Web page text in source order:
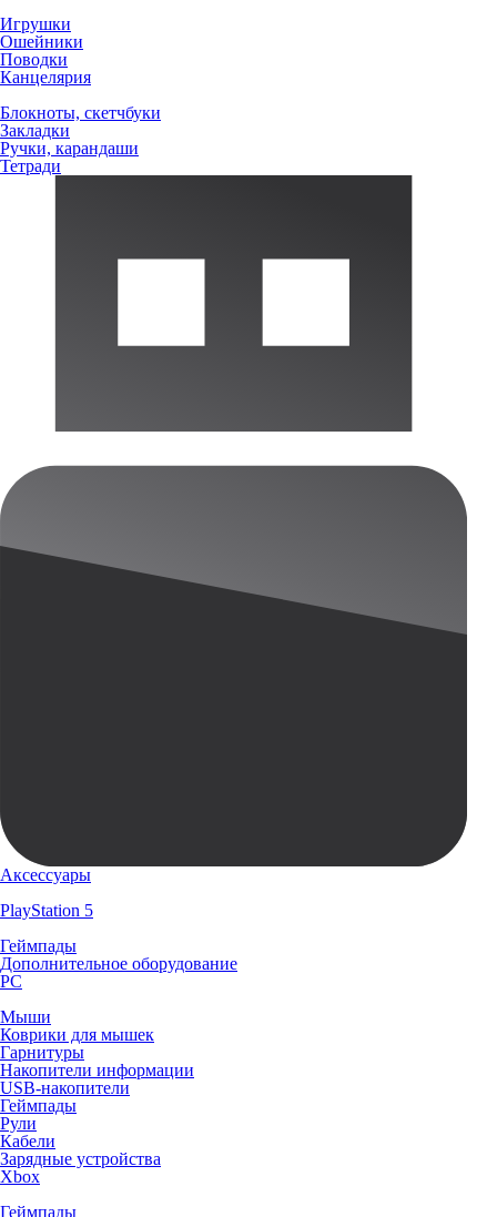
Игрушки
Ошейники
Поводки
Канцелярия
Блокноты, скетчбуки
Закладки
Ручки, карандаши
Тетради
Аксессуары
PlayStation 5
Геймпады
Дополнительное оборудование
PC
Мыши
Коврики для мышек
Гарнитуры
Накопители информации
USB-накопители
Геймпады
Рули
Кабели
Зарядные устройства
Xbox
Геймпады